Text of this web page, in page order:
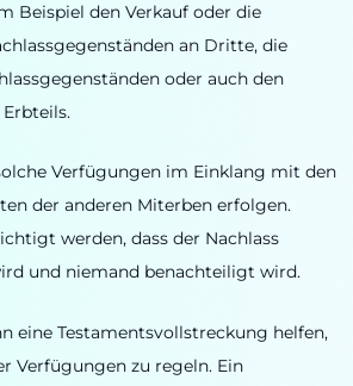
Beispiel den Verkauf oder die
an Dritte, die
oder auch den
Verfügungen im Einklang mit den
der anderen Miterben erfolgen.
werden, dass der Nachlass
und niemand benachteiligt wird.
eine Testamentsvollstreckung helfen,
Verfügungen zu regeln. Ein